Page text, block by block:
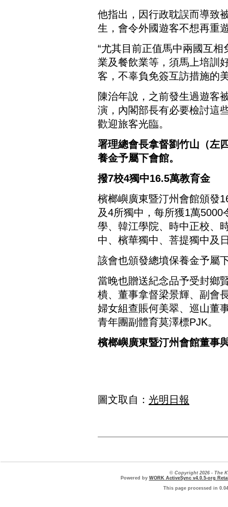
他指出，因行政耽誤而導致
生，會令外國遊客不想再重
“尤其目前正值馬中兩國互
業及餐飲業等，須馬上培訓
客，不辜負免簽互訪措施的
陳治年說，之前發生過遊客
演，內閣部長有必要檢討這
歡迎旅客光臨。
署理總會長拿督劉竹山（左
養金予屬下會館。
撥7校4獨中16.5萬教育金
檳榔嶼廣東暨汀州會館頒發
及4所獨中，每所獲1萬
學、韓江學院、時中正校、
中、檳華獨中、菩提獨中及
該會也頒發總墳保養金予屬
當晚也贈送紀念品予受封鄉
樻、董事拿督梁景輝、副會
婦女組查賬何美翠、巡山董
青年團副體育莫澤標PJK。
檳榔嶼廣東暨汀州會館董事
圖文取自： 光明日報
© Copyright 2026 - The
Powered by WORK ActiveSync v4.0.5-org
This page processed in